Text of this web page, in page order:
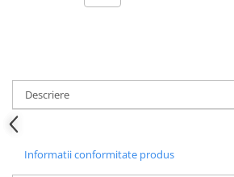
Descriere
Informatii conformitate produs